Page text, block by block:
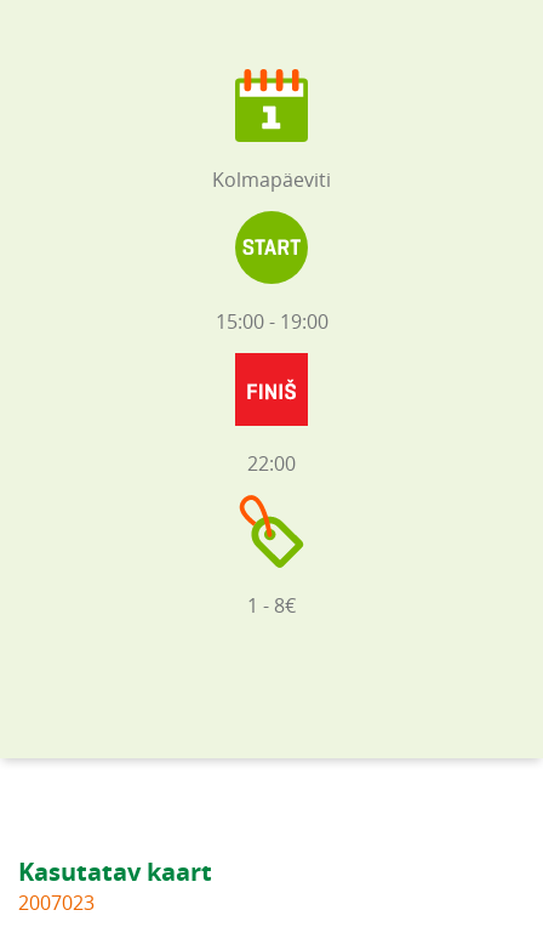
Kolmapäeviti
15:00 - 19:00
22:00
1 - 8€
Kasutatav kaart
2007023